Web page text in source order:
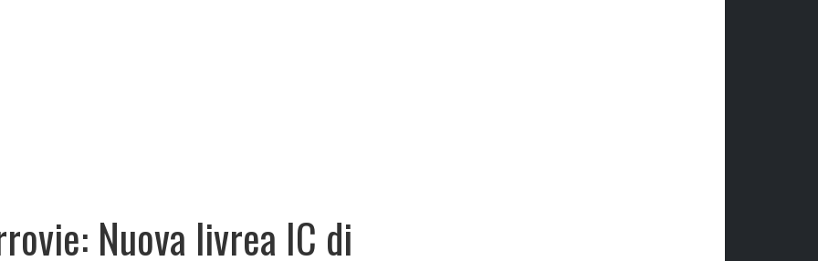
Nuova livrea IC di